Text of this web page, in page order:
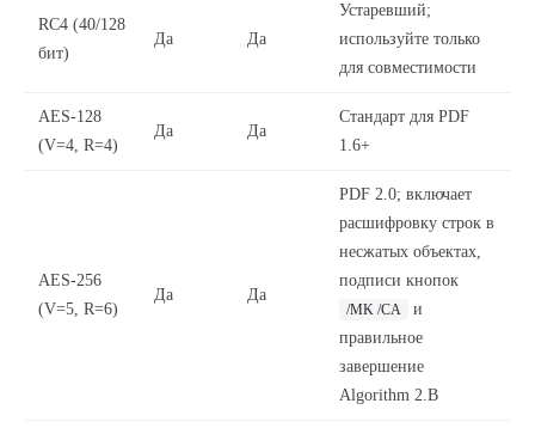
RC4 (40/128
бит)
Да Да
Устаревший;
используйте только
для совместимости
AES-128
(V=4, R=4)
Да Да
Стандарт для PDF
1.6+
AES-256
(V=5, R=6)
Да Да
PDF 2.0; включает
расшифровку строк в
несжатых объектах,
подписи кнопок
/MK /CA
и
правильное
завершение
Algorithm 2.B